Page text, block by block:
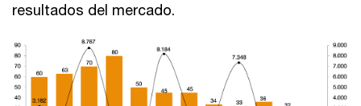
resultados del mercado.